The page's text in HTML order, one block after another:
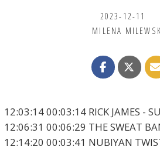
2023-12-11
MILENA
12:03:14 00:03:14 RICK JAMES -
12:06:31 00:06:29 THE SWEAT
12:14:20 00:03:41 NUBIYAN